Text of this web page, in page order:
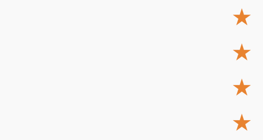
★
★
★
★